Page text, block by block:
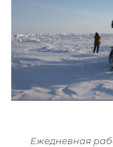
Ежедневная